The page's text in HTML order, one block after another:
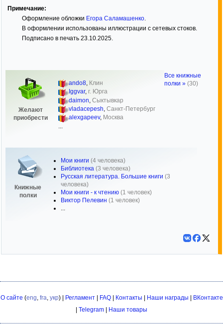
Примечание:
Оформление обложки Егора Саламашенко.
В оформлении использованы иллюстрации с сетевых стоков.
Подписано в печать 23.10.2025.
Желают
приобрести
ando8, Клин
Iggvar, г. Юрга
daimon Сыктывкар
vladacepesh, Санкт-Петербург
alexgapeev, Москва
Книжные
полки
Мои книги (4 человека)
Библиотека (3 человека)
Русская литература. Большие книги (3
человека)
Мои книги - к чтению (1 человек)
Виктор Пелевин (1 человек)
...
Все книжные
полки » (30)
О сайте (eng, fra, укр) | Регламент| FAQ| Контакты Наши награды
ВКонтакте
Telegram Наши товары